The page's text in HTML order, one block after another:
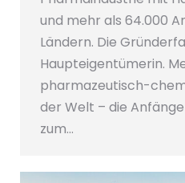
und mehr als 64.000
Ländern. Die
Haupteigentümerin.
pharmazeutisch-
der Welt – die
zum…